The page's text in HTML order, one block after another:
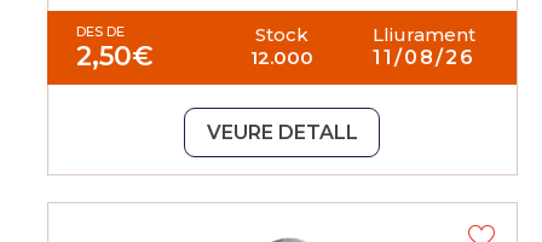
DES DE
2,50€
Stock
12.000
Lliurament
11/08/26
VEURE DETALL